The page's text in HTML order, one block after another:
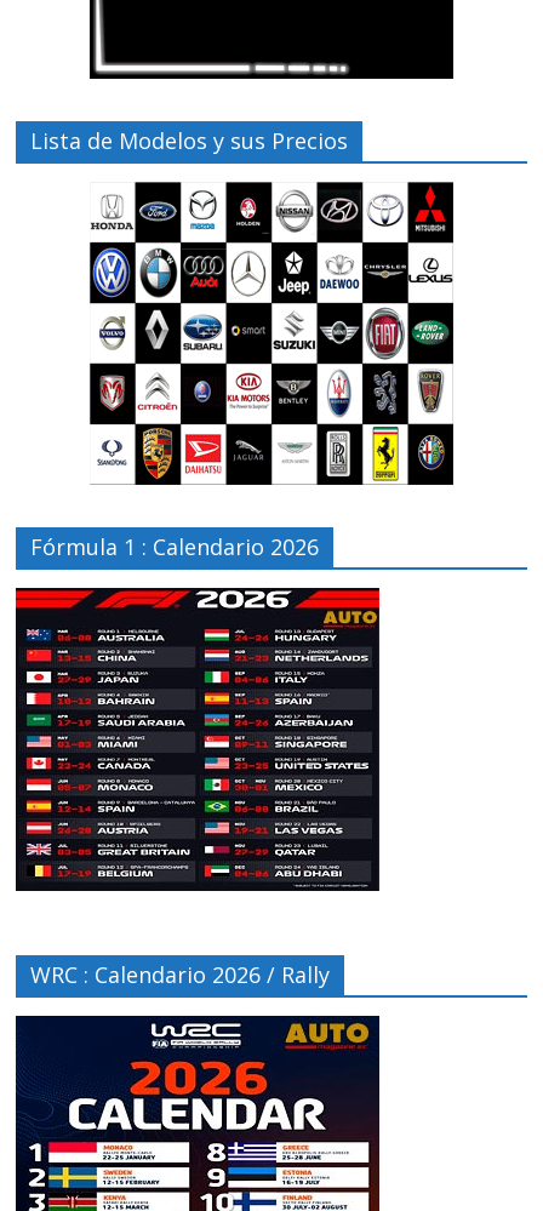
Lista de Modelos y sus Precios
Fórmula 1 : Calendario 2026
WRC : Calendario 2026 / Rally